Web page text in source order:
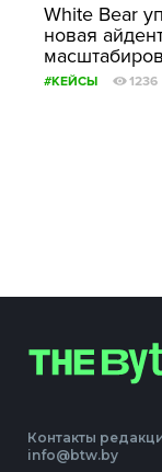
White Bear
новая
#КЕЙСЫ 1236
Контакты
info@btw.by